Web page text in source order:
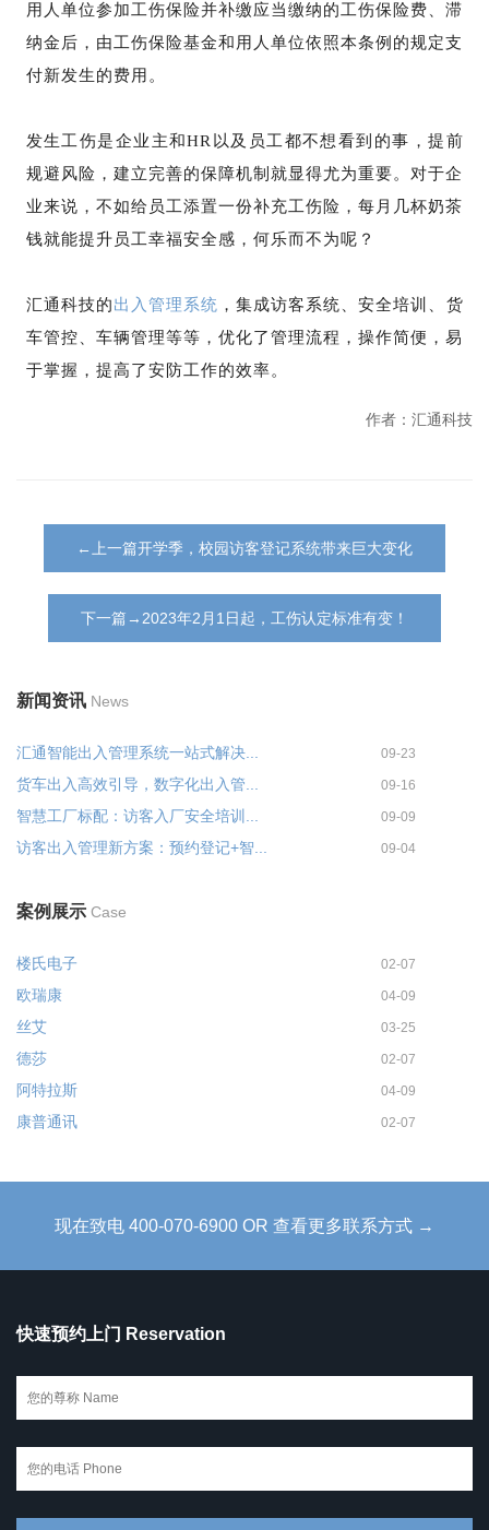
用人单位参加工伤保险并补缴应当缴纳的工伤保险费、滞
纳金后，由工伤保险基金和用人单位依照本条例的规定支
付新发生的费用。
发生工伤是企业主和HR以及员工都不想看到的事，提前
规避风险，建立完善的保障机制就显得尤为重要。对于企
业来说，不如给员工添置一份补充工伤险，每月几杯奶茶
钱就能提升员工幸福安全感，何乐而不为呢？
汇通科技的出入管理系统 ，集成访客系统 、安全培训、货
车管控、车辆管理等等，优化了管理流程，操作简便，易
于掌握，提高了安防工作的效率。
作者：汇通科技
←上一篇开学季，校园访客登记系统带来巨大变化
下一篇→2023年2月1日起，工伤认定标准有变！
新闻资讯 News
汇通智能出入管理系统一站式解决... 09-23
货车出入高效引导，数字化出入管... 09-16
智慧工厂标配：访客入厂安全培训... 09-09
访客出入管理新方案：预约登记+智... 09-04
案例展示 Case
楼氏电子 02-07
欧瑞康 04-09
丝艾 03-25
德莎 02-07
阿特拉斯 04-09
康普通讯 02-07
现在致电 400-070-6900 OR 查看更多联系方式 →
快速预约上门 Reservation